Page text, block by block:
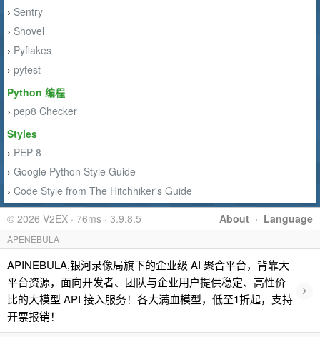
› Sentry
› Shovel
› Pyflakes
› pytest
Python 编程
› pep8 Checker
Styles
› PEP 8
› Google Python Style Guide
› Code Style from The Hitchhiker's Guide
About · Language
© 2026 V2EX · 76ms · 3.9.8.5
APENEBULA
APINEBULA,银河录像局旗下的企业级 AI 聚合平台，背靠大
平台资源，面向开发者、团队与企业用户提供稳定、高性价
比的大模型 API 接入服务！各大满血模型，低至1折起，支持
开票报销！
›